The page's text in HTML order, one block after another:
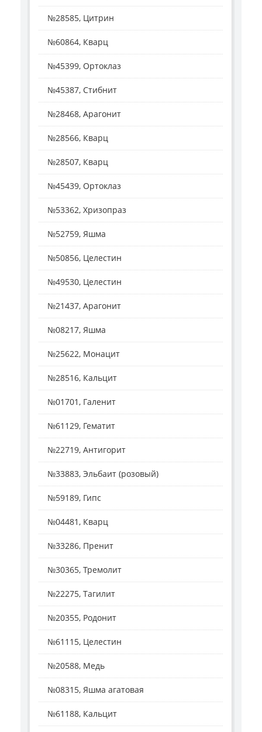
№28585, Цитрин
№60864, Кварц
№45399, Ортоклаз
№45387, Стибнит
№28468, Арагонит
№28566, Кварц
№28507, Кварц
№45439, Ортоклаз
№53362, Хризопраз
№52759, Яшма
№50856, Целестин
№49530, Целестин
№21437, Арагонит
№08217, Яшма
№25622, Монацит
№28516, Кальцит
№01701, Галенит
№61129, Гематит
№22719, Антигорит
№33883, Эльбаит (розовый)
№59189, Гипс
№04481, Кварц
№33286, Пренит
№30365, Тремолит
№22275, Тагилит
№20355, Родонит
№61115, Целестин
№20588, Медь
№08315, Яшма агатовая
№61188, Кальцит